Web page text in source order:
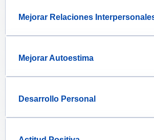
Mejorar Relaciones
Mejorar Autoestima
Desarrollo Personal